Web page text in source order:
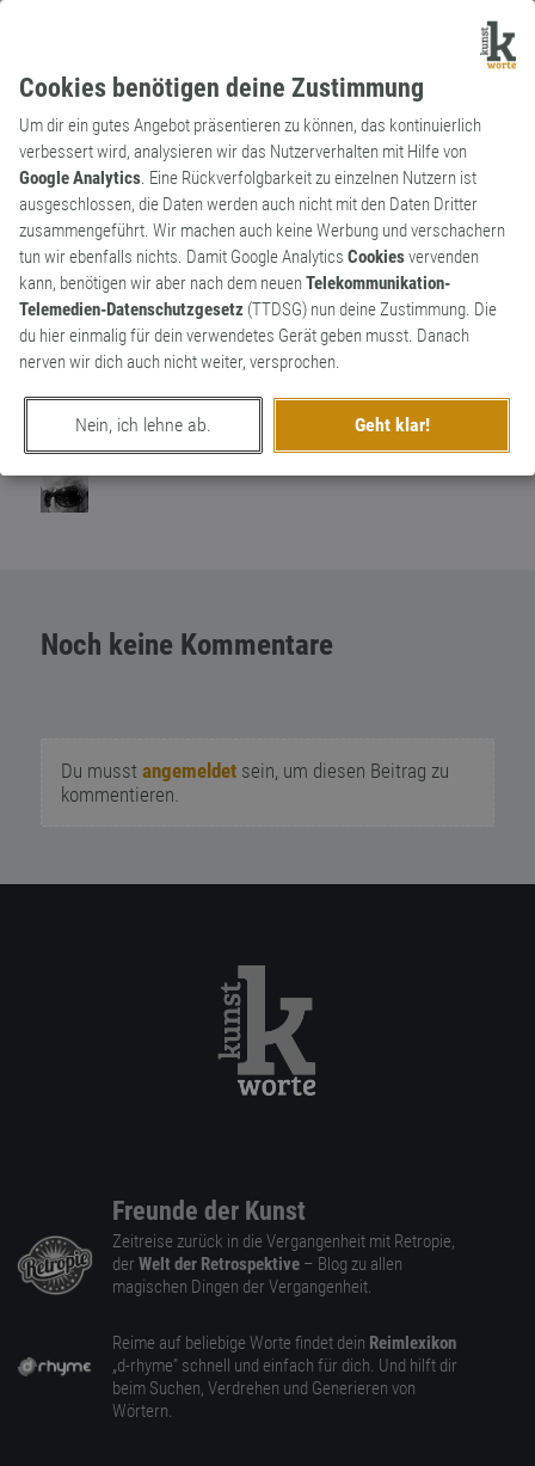
Cookies benötigen deine Zustimmung
Um dir ein gutes Angebot präsentieren zu können, das kontinuierlich
verbessert wird, analysieren wir das Nutzerverhalten mit Hilfe von
Google Analytics. Eine Rückverfolgbarkeit zu einzelnen Nutzern ist
ausgeschlossen, die Daten werden auch nicht mit den Daten Dritter
zusammengeführt. Wir machen auch keine Werbung und verschachern
tun wir ebenfalls nichts. Damit Google Analytics Cookiesvervenden
kann, benötigen wir aber nach dem neuenTelekommunikation-
Telemedien-Datenschutzgesetz (TTDSG) nun deine Zustimmung. Die
du hier einmalig für dein verwendetes Gerät geben musst. Danach
nerven wir dich auch nicht weiter, versprochen.
Nein, ich lehne ab. Geht klar!
Archaismus
Substantiv
Maulschelle
Substantiv, feminin. Veraltet für Ohrfeige.
1
0
erschaffen vonSprechreiz
Wort wurde favorisiert
Noch keine Kommentare
Du musst angemeldetsein, um diesen Beitrag zu
kommentieren.
Freunde der Kunst
Zeitreise zurück in die Vergangenheit mit Retropie,
der Welt der Retrospektive – Blog zu allen
magischen Dingen der Vergangenheit.
Reime auf beliebige Worte findet dein Reimlexikon
„d-rhyme” schnell und einfach für dich. Und hilft dir
beim Suchen, Verdrehen und Generieren von
Wörtern.